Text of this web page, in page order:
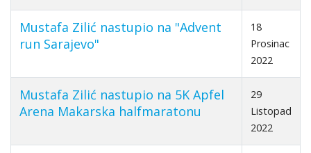
Mustafa Zilić nastupio na "Advent
run Sarajevo"
18
Prosinac
2022
Mustafa Zilić nastupio na 5K Apfel
Arena Makarska halfmaratonu
29
Listopad
2022